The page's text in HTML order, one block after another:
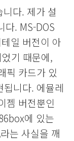
다. 제가 설
다. MS-DOS
일 버전이 아
기 때문에,
픽 카드가 있
니다. 에뮬레
젬 버전뿐인
에 있는
는 사실을 깨